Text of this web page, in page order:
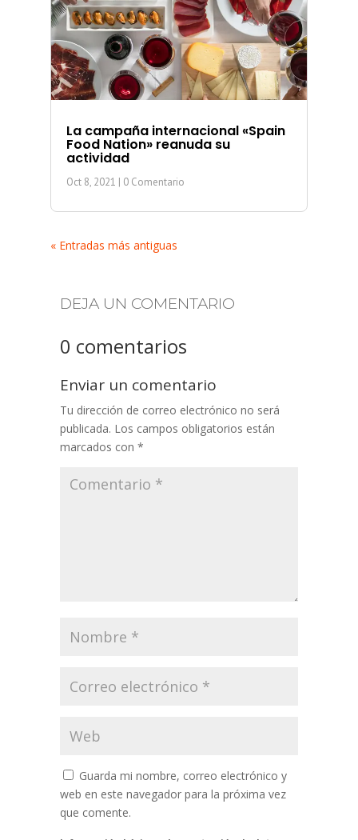
La campaña internacional «Spain
Food Nation» reanuda su
actividad
Oct 8, 2021 | 0 Comentario
« Entradas más antiguas
DEJA UN COMENTARIO
0 comentarios
Enviar un comentario
Tu dirección de correo electrónico no será
publicada. Los campos obligatorios están
marcados con *
Guarda mi nombre, correo electrónico y
web en este navegador para la próxima vez
que comente.